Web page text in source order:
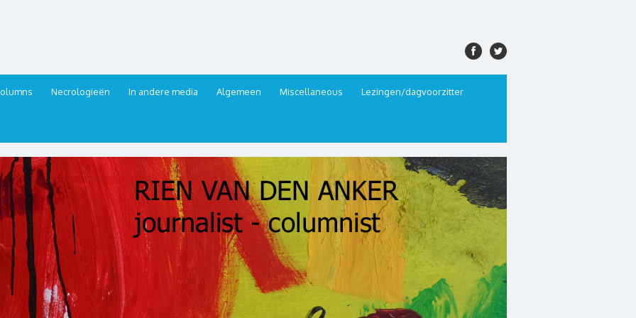
Necrologieën In andere media Algemeen Miscellaneous Lezingen/dagvoorzitter